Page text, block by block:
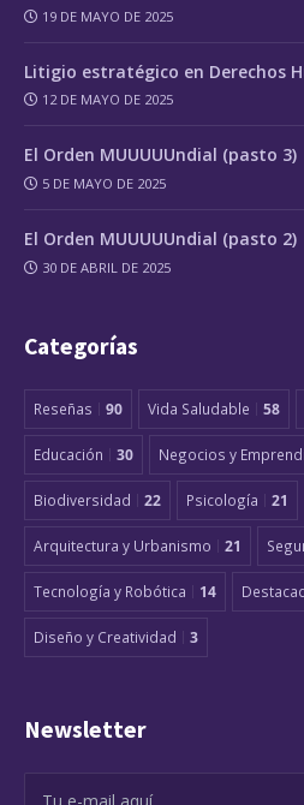
19 DE MAYO DE 2025
Litigio estratégico en Derechos
12 DE MAYO DE 2025
El Orden MUUUUUndial (pasto 3)
5 DE MAYO DE 2025
El Orden MUUUUUndial (pasto 2)
30 DE ABRIL DE 2025
Categorías
Reseñas 90 Vida Saludable 58
Educación 30 Negocios y
Biodiversidad 22 Psicología 21
Arquitectura y Urbanismo 21
Tecnología y Robótica 14
Diseño y Creatividad 3
Newsletter